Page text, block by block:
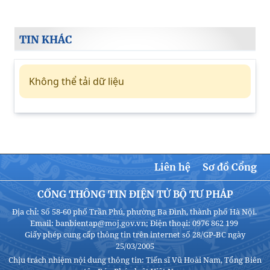
TIN KHÁC
Không thể tải dữ liệu
Liên hệ Sơ đồ Cổng
CỔNG THÔNG TIN ĐIỆN TỬ BỘ TƯ PHÁP
Địa chỉ: Số 58-60 phố Trần Phú, phường Ba Đình, thành phố Hà Nội.
Email: banbientap@moj.gov.vn; Điện thoại: 0976 862 199
Giấy phép cung cấp thông tin trên internet số 28/GP-BC ngày
25/03/2005
Chịu trách nhiệm nội dung thông tin: Tiến sĩ Vũ Hoài Nam, Tổng Biên